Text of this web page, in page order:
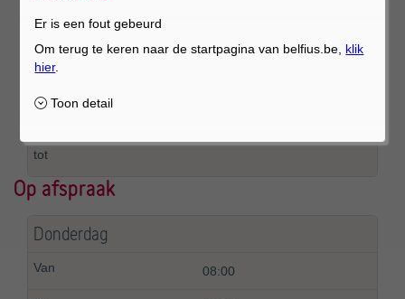
14:00
Op afspraak
Donderdag
08:00
Er is een fout gebeurd